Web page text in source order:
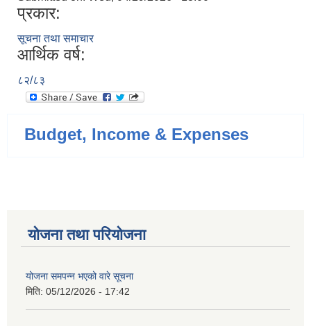
प्रकार:
सूचना तथा समाचार
आर्थिक वर्ष:
८२/८३
Budget, Income & Expenses
योजना तथा परियोजना
योजना समपन्न भएको वारे सूचना
मिति: 05/12/2026 - 17:42